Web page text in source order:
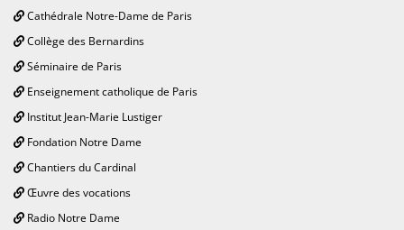
Cathédrale Notre-Dame de Paris
Collège des Bernardins
Séminaire de Paris
Enseignement catholique de Paris
Institut Jean-Marie Lustiger
Fondation Notre Dame
Chantiers du Cardinal
Œuvre des vocations
Radio Notre Dame